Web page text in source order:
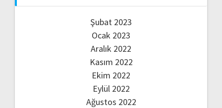
Şubat 2023
Ocak 2023
Aralık 2022
Kasım 2022
Ekim 2022
Eylül 2022
Ağustos 2022